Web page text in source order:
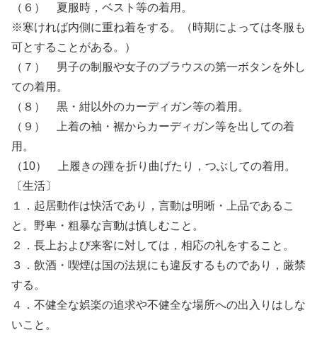
（６） 夏服時，ベスト等の着用。
※寒ければ内側に重ね着をする。（時期によっては冬服も
可とすることがある。）
（７） 男子の制服や女子のブラウスの第一ボタンを外し
ての着用。
（８） 黒・紺以外のカーディガン等の着用。
（９） 上着の袖・裾からカーディガン等を出しての着
用。
（10） 上履きの踵を折り曲げたり，つぶしての着用。
〔生活〕
１．起居動作は快活であり，言動は明晰・上品であるこ
と。野卑・粗暴な言動は慎しむこと。
２．長上および来客に対しては，相応の礼をすること。
３．飲酒・喫煙は国の法規にも違反するものであり，厳禁
する。
４．不健全な娯楽の追求や不健全な場所への出入りはしな
いこと。